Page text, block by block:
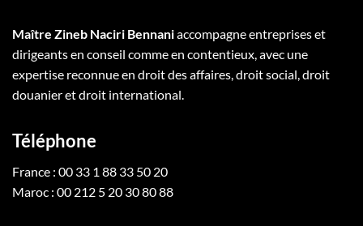
Maître Zineb Naciri Bennaniaccompagne entreprises et
dirigeants en conseil comme en contentieux, avec une
expertise reconnue en droit des affaires, droit social, droit
douanier et droit international.
Téléphone
France : 00 33 1 88 33 50 20
Maroc : 00 212 5 20 30 80 88